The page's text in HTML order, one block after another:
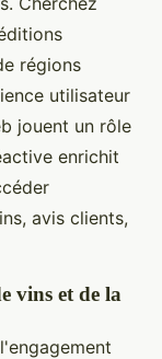
régions
utilisateur
jouent un rôle
enrichit
avis clients,
vins et de la